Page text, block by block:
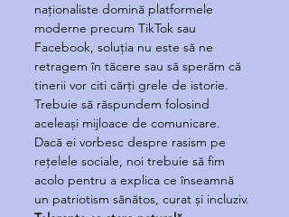
naționaliste domină platformele
moderne precum TikTok sau
Facebook, soluția nu este să ne
retragem în tăcere sau să sperăm că
tinerii vor citi cărți grele de istorie.
Trebuie să răspundem folosind
aceleași mijloace de comunicare.
Dacă ei vorbesc despre rasism pe
rețelele sociale, noi trebuie să fim
acolo pentru a explica ce înseamnă
un patriotism sănătos, curat și incluziv.